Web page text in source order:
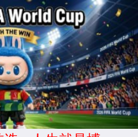
力量
录。
已更改名称或者暂时不可用。